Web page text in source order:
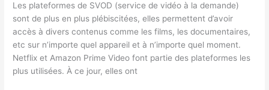
Les plateformes de SVOD (service de vidéo à la demande)
sont de plus en plus plébiscitées, elles permettent d’avoir
accès à divers contenus comme les films, les documentaires,
etc sur n’importe quel appareil et à n’importe quel moment.
Netflix et Amazon Prime Video font partie des plateformes les
plus utilisées. À ce jour, elles ont